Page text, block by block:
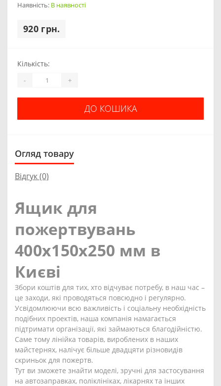
Наявність: В наявності
920 грн.
Кількість:
- +
ДО КОШИКА
Огляд товару
Відгук (0)
Ящик для
пожертвувань
400x150x250 мм в
Києві
Збори коштів для тих, хто відчуває потребу, в наш час –
це заходи, які проводяться повсюдно і регулярно.
Усвідомлюючи всю важливість і соціальну необхідність
подібних проектів, наша компанія намагається
підтримати організації, які займаються благодійністю.
Саме тому лінійка товарів, вироблених в наших
майстернях, налічує більше двадцяти різновидів
скриньок для пожертв.
Тут ви зможете знайти моделі, зручні для застосування
на автозаправках, поліклініках, лікарнях та інших